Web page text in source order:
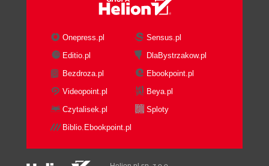
Onepress.pl
Sensus.pl
Editio.pl
DlaBystrzakow.pl
Bezdroza.pl
Ebookpoint.pl
Videopoint.pl
Beya.pl
Czytalisek.pl
Sploty
Biblio.Ebookpoint.pl